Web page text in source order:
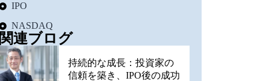
IPO
NASDAQ
関連ブログ
持続的な成長：投資家の
信頼を築き、IPO後の成功